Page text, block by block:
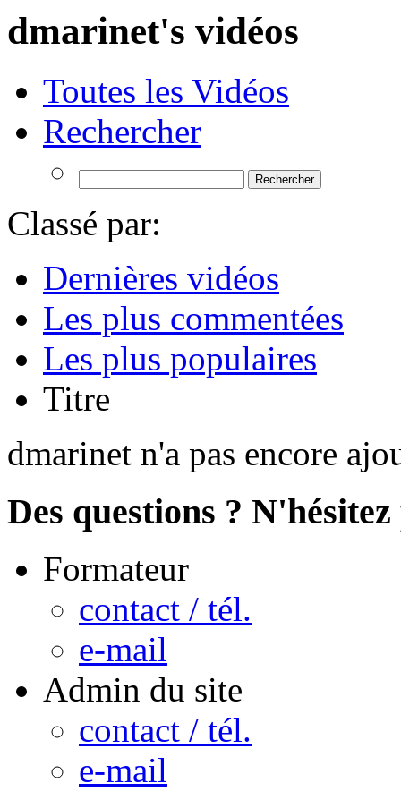
dmarinet's vidéos
Toutes les Vidéos
Rechercher
Classé par:
Dernières vidéos
Les plus commentées
Les plus populaires
Titre
dmarinet n'a pas encore
Des questions ?
Formateur
contact / tél.
e-mail
Admin du site
contact / tél.
e-mail